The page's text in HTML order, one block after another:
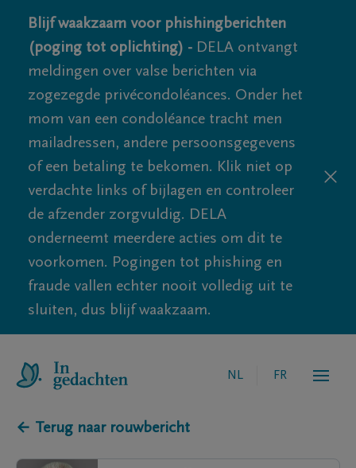
Blijf waakzaam voor phishingberichten
(poging tot oplichting) - DELA ontvangt
meldingen over valse berichten via
zogezegde privécondoléances. Onder het
mom van een condoléance tracht men
mailadressen, andere persoonsgegevens
of een betaling te bekomen. Klik niet op
verdachte links of bijlagen en controleer
de afzender zorgvuldig. DELA
onderneemt meerdere acties om dit te
voorkomen. Pogingen tot phishing en
fraude vallen echter nooit volledig uit te
sluiten, dus blijf waakzaam.
NL FR
← Terug naar rouwbericht